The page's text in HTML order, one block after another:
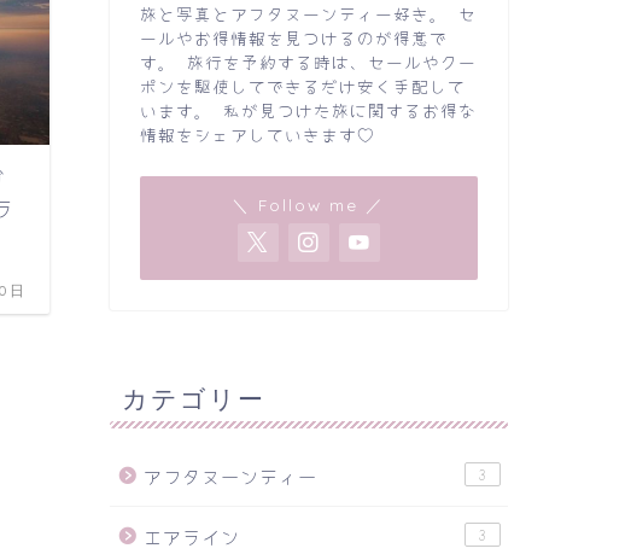
日
旅と写真とアフタヌーンティー好き。 セ
ールやお得情報を見つけるのが得意で
す。 旅行を予約する時は、セールやクー
ポンを駆使してできるだけ安く手配して
います。 私が見つけた旅に関するお得な
情報をシェアしていきます♡
＼ Follow me ／
カテゴリー
アフタヌーンティー 3
エアライン 3